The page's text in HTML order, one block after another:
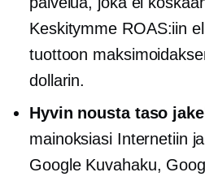
Keskitymme ROAS:iin
tuottoon
dollarin.
Hyvin nousta taso
mainoksiasi Internetiin ja
Google Kuvahaku,